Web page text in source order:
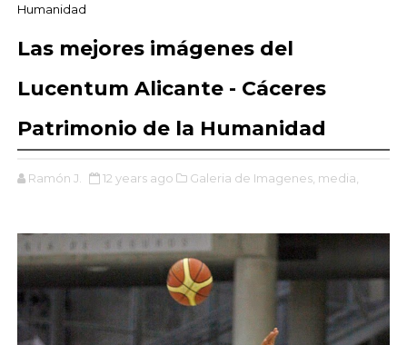
Humanidad
Las mejores imágenes del
Lucentum Alicante - Cáceres
Patrimonio de la Humanidad
Ramón J. 12 years ago Galeria de Imagenes, media,